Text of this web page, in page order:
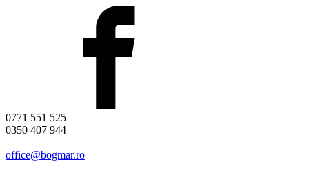
0771 551 525
0350 407 944
office@bogmar.ro